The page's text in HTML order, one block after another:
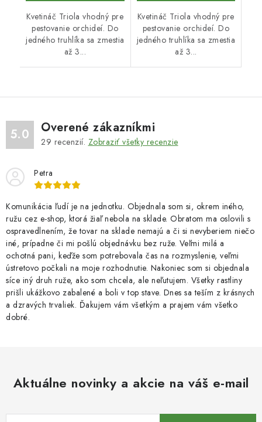
Kvetináč Triola vhodný pre
pestovanie orchideí. Do
jedného truhlíka sa zmestia
až 3...
Kvetináč Triola vhodný pre
pestovanie orchideí. Do
jedného truhlíka sa zmestia
až 3...
5.0 Overené zákazníkmi
29 recenzií. Zobraziť všetky recenzie
Petra
Komunikácia ľudí je na jednotku. Objednala som si, okrem iného,
ružu cez e-shop, ktorá žiaľ nebola na sklade. Obratom ma oslovili s
ospravedlnením, že tovar na sklade nemajú a či si nevyberiem niečo
iné, prípadne či mi pošlú objednávku bez ruže. Veľmi milá a
ochotná pani, keďže som potrebovala čas na rozmyslenie, veľmi
ústretovo počkali na moje rozhodnutie. Nakoniec som si objednala
síce iný druh ruže, ako som chcela, ale neľutujem. Všetky rastliny
prišli ukážkovo zabalené a boli v top stave. Dnes sa teším z krásnych
a dzravých trvaliek. Ďakujem vám všetkým a prajem vám všetko
dobré.
Aktuálne novinky a akcie na váš e-mail